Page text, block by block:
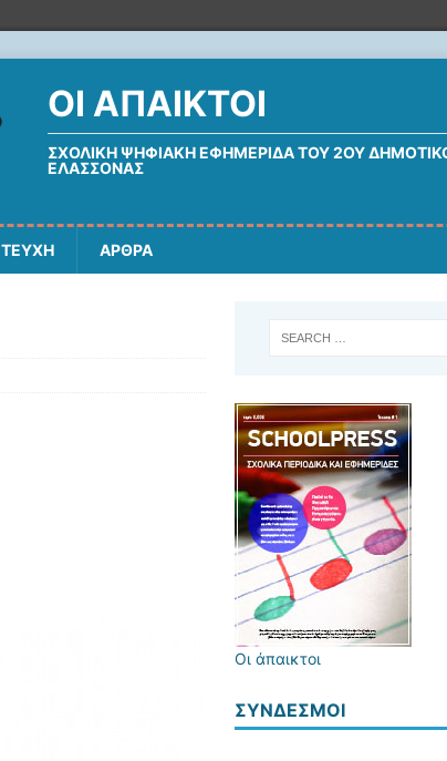
ΟΙ ΆΠΑΙΚΤΟΙ
ΣΧΟΛΙΚΉ ΨΗΦΙΑΚΉ ΕΦΗΜΕΡΊΔΑ ΤΟΥ 2ΟΥ
ΕΛΑΣΣΌΝΑΣ
ΤΕΥΧΗ ΑΡΘΡΑ
Οι άπαικτοι
ΣΎΝΔΕΣΜΟΙ